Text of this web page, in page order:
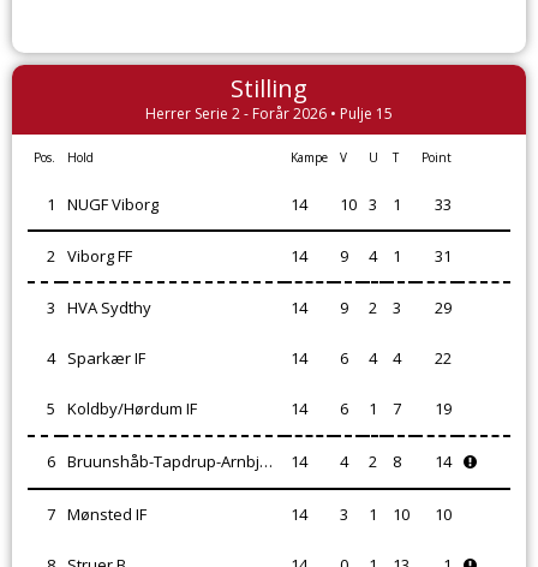
Stilling
Herrer Serie 2 - Forår 2026 • Pulje 15
Pos. Hold Kampe V U T Point
1 NUGF Viborg 14 10 3 1 33
2 Viborg FF 14 9 4 1 31
3 HVA Sydthy 14 9 2 3 29
4 Sparkær IF 14 6 4 4 22
5 Koldby/Hørdum IF 14 6 1 7 19
6 Bruunshåb-Tapdrup-Arnbjerg IF 14 4 2 8 14
7 Mønsted IF 14 3 1 10 10